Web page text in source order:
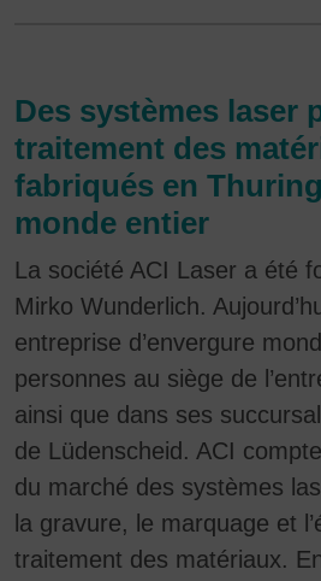
Des systèmes laser
traitement des
fabriqués en
monde entier
La société ACI Laser a été
Mirko Wunderlich.
entreprise d’envergure
personnes au siège de
ainsi que dans ses
de Lüdenscheid. ACI
du marché des systèmes
la gravure, le marquage et
traitement des matériaux.